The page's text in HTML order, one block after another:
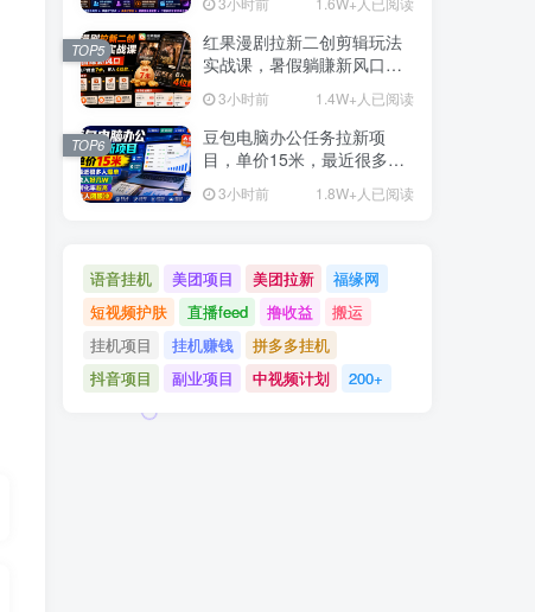
播放量就能賺到钱
红果漫剧拉新二创剪辑玩法
实战课，暑假躺賺新风口，
单个新用户佣金7米，日入4
位数(更新0808)
3小时前 1.4W+人已阅读
TOP5
豆包电脑办公任务拉新项
目，单价15米，最近很多人
爆单，收入好几W，转化率
超高，达人闭眼冲！(更新
3小时前 1.8W+人已阅读
TOP6
语音挂机 美团项目 美团拉新
福缘网
短视频护肤
直播feed 撸收益
搬运
挂机项目
挂机赚钱
拼多多挂机
抖音项目
副业项目 中视频计划 200+